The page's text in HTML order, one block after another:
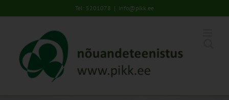
to
Tel: 5201078 | info@pikk.ee